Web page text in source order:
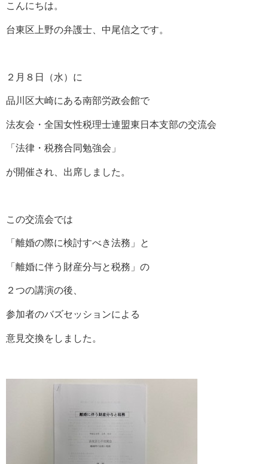
こんにちは。
台東区上野の弁護士、中尾信之です。
２月８日（水）に
品川区大崎にある南部労政会館で
法友会・全国女性税理士連盟東日本支部の交流会
「法律・税務合同勉強会」
が開催され、出席しました。
この交流会では
「離婚の際に検討すべき法務」と
「離婚に伴う財産分与と税務」の
２つの講演の後、
参加者のバズセッションによる
意見交換をしました。